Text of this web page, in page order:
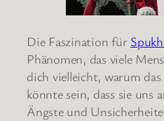
Die Faszination für
Phänomen, das viele
dich vielleicht, warum
könnte sein, dass sie uns
Ängste und